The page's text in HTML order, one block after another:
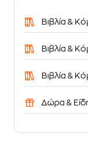
Βιβλία &
Βιβλία &
Βιβλία &
Δώρα &